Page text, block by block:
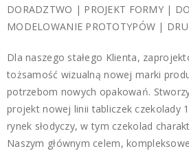
DORADZTWO | PROJEKT FORMY |
MODELOWANIE PROTOTYPÓW |
Dla naszego stałego Klienta,
tożsamość wizualną nowej marki
potrzebom nowych opakowań.
projekt nowej linii tabliczek czekolady
rynek słodyczy, w tym czekolad
Naszym głównym celem,